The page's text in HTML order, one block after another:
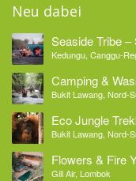
Neu dabei
Seaside Tribe
Kedungu, Canggu-
Camping &
Bukit Lawang, Nord-
Eco Jungle
Bukit Lawang, Nord-
Flowers & Fire
Gili Air, Lombok